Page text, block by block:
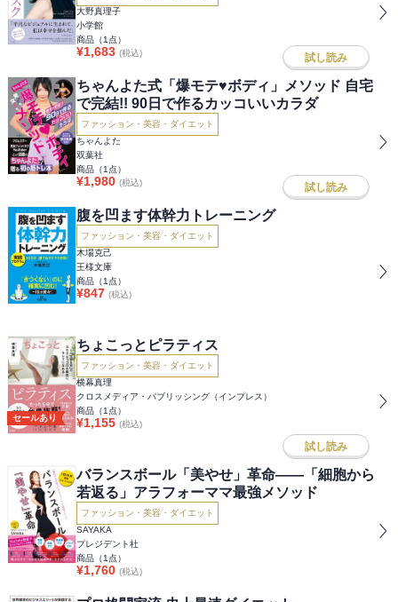
大野真理子
小学館
商品（1 点）
¥1,683 (税込) 試し読み
ちゃんよた式「爆モテ♥ボディ」メソッド 自宅
で完結!! 90日で作るカッコいいカラダ
ファッション・美容・ダイエット
ちゃんよた
双葉社
商品（1 点）
¥1,980 (税込) 試し読み
腹を凹ます体幹力トレーニング
ファッション・美容・ダイエット
木場克己
王様文庫
商品（1 点）
¥847 (税込)
セールあり
ちょこっとピラティス
ファッション・美容・ダイエット
横幕真理
クロスメディア・パブリッシング（インプレス）
商品（1 点）
¥1,155 (税込)
試し読み
バランスボール「美やせ」革命――「細胞から
若返る」アラフォーママ最強メソッド
ファッション・美容・ダイエット
SAYAKA
プレジデント社
商品（1 点）
¥1,760 (税込)